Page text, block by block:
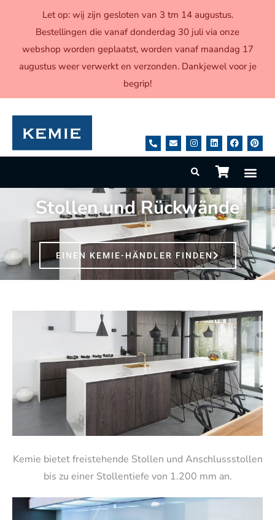
Stollen und Rückwände
EINEN KEMIE-HÄNDLER FINDEN
Kemie bietet freistehende Stollen und Anschlussstollen
bis zu einer Stollentiefe von 1.200 mm an.
Let op: wij zijn gesloten van 3 tm 14 augustus.
Bestellingen die vanaf donderdag 30 juli via onze
webshop worden geplaatst, worden vanaf maandag 17
augustus weer verwerkt en verzonden. Dankjewel voor je
begrip!